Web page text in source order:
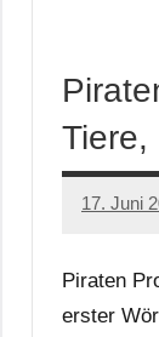
17. Juni
Piraten
erster